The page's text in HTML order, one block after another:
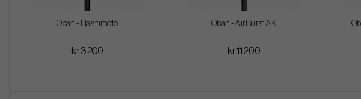
Oban - Hashimoto
kr 3 200
Oban - AirBurst AK
kr 11 200